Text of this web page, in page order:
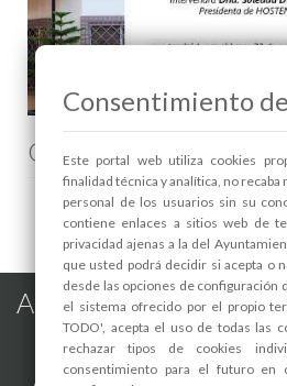
Comenta esta noticia
Alhama de Murcia en
Consentimiento
Este portal web utiliza cookies
finalidad técnica y analítica, no
personal de los usuarios sin su
contiene enlaces a sitios web de
privacidad ajenas a la del
que usted podrá decidir si acepta o
desde las opciones de configuración
el sistema ofrecido por el propio
TODO', acepta el uso de todas las
rechazar tipos de cookies
consentimiento para el futuro en